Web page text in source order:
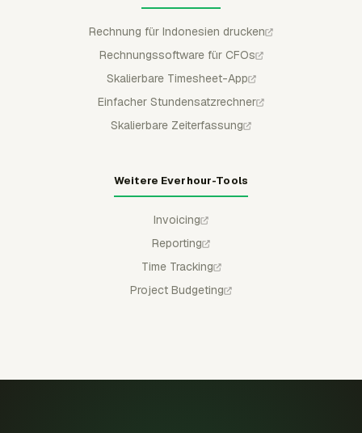
Rechnung für Indonesien drucken
Rechnungssoftware für CFOs
Skalierbare Timesheet-App
Einfacher Stundensatzrechner
Skalierbare Zeiterfassung
Weitere Everhour-Tools
Invoicing
Reporting
Time Tracking
Project Budgeting